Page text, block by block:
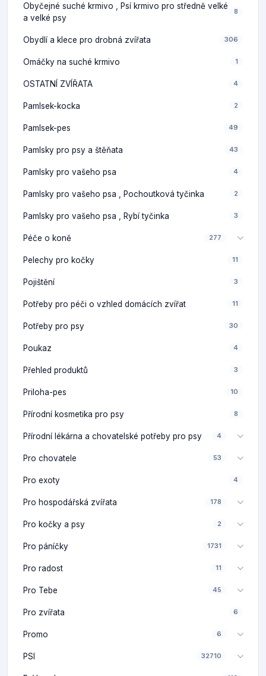
Obyčejné suché krmivo , Psí krmivo pro středně velké
a velké psy
8
Obydlí a klece pro drobná zvířata 306
Omáčky na suché krmivo 1
OSTATNÍ ZVÍŘATA 4
Pamlsek-kocka 2
Pamlsek-pes 49
Pamlsky pro psy a štěňata 43
Pamlsky pro vašeho psa 4
Pamlsky pro vašeho psa , Pochoutková tyčinka 2
Pamlsky pro vašeho psa , Rybí tyčinka 3
Péče o koně 277
Pelechy pro kočky 11
Pojištění 3
Potřeby pro péči o vzhled domácích zvířat 11
Potřeby pro psy 30
Poukaz 4
Přehled produktů 3
Priloha-pes 10
Přírodní kosmetika pro psy 8
Přírodní lékárna a chovatelské potřeby pro psy 4
Pro chovatele 53
Pro exoty 4
Pro hospodářská zvířata 178
Pro kočky a psy 2
Pro páníčky 1731
Pro radost 11
Pro Tebe 45
Pro zvířata 6
Promo 6
PSI 32710